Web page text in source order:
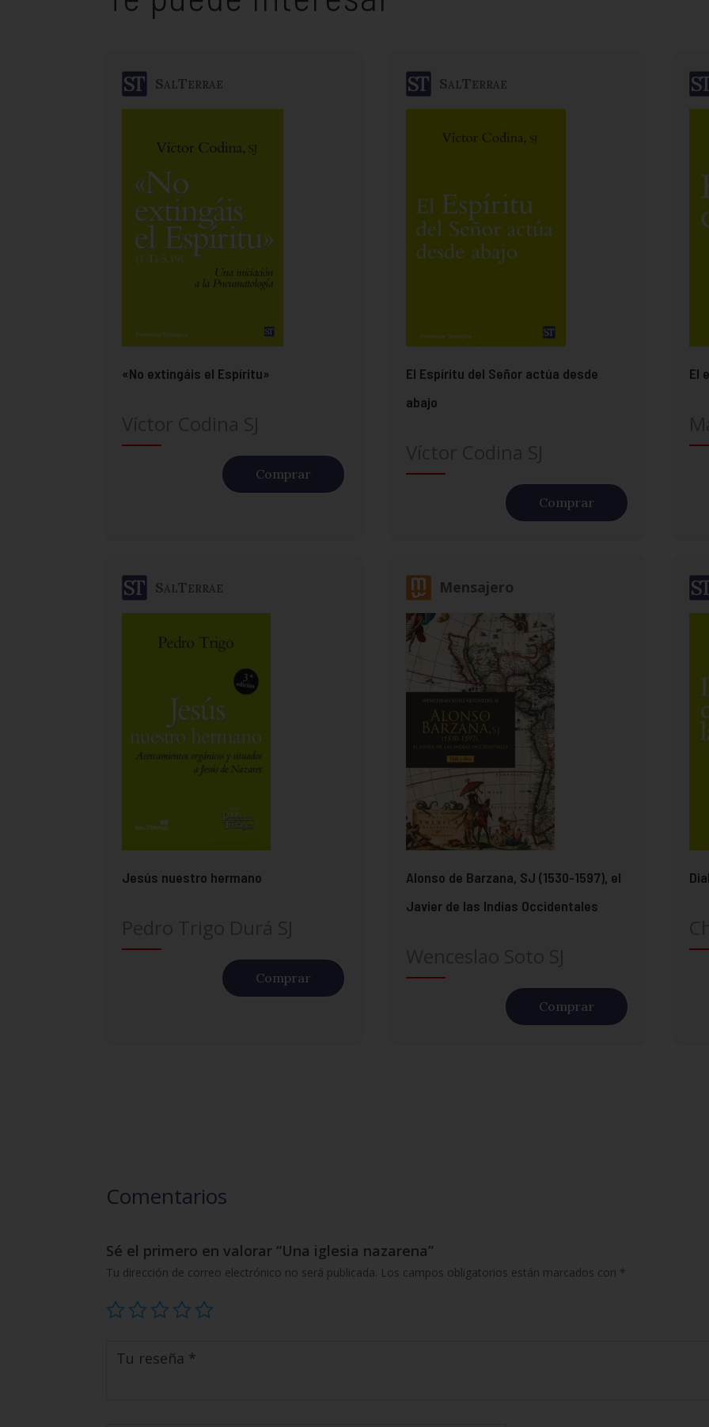
SalTerrae
«No extingáis el Espíritu»
Comprar
SalTerrae
El Espíritu del Señor actúa desde
abajo
Comprar
El
SalTerrae
Jesús nuestro hermano
Comprar
Mensajero
Alonso de Barzana, SJ (1530-1597), el
Javier de las Indias Occidentales
Comprar
Comentarios
Sé el primero en valorar “Una iglesia nazarena”
Tu dirección de correo electrónico no será publicada. Los campos obligatorios están marcados con *